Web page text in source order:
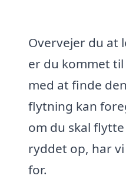
Overvejer du at
er du kommet
med at finde
flytning kan
om du skal
ryddet op, har
for.